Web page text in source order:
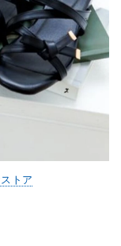
トア